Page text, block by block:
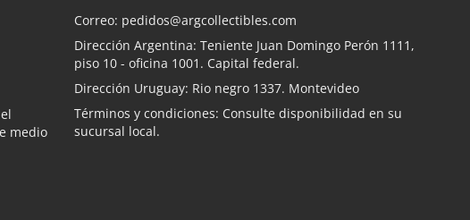
medio
Correo: pedidos@argcollectibles.com
Dirección Argentina: Teniente Juan Domingo Perón 1111,
piso 10 - oficina 1001. Capital federal.
Dirección Uruguay: Rio negro 1337. Montevideo
Términos y condiciones: Consulte disponibilidad en su
sucursal local.